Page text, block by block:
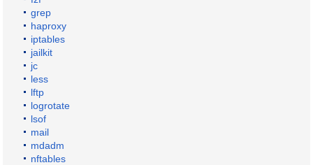
grep
haproxy
iptables
jailkit
jc
less
lftp
logrotate
lsof
mail
mdadm
nftables